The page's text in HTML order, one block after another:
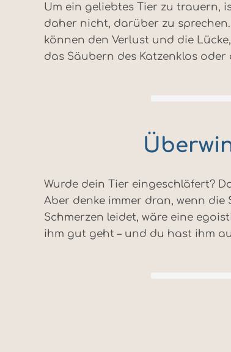
Um ein geliebtes Tier zu trauern,
daher nicht, darüber zu
können den Verlust und die
das Säubern des Katzenklos
Wurde dein Tier eingeschläfert?
Aber denke immer dran, wenn
Schmerzen leidet, wäre eine
ihm gut geht – und du hast ihm